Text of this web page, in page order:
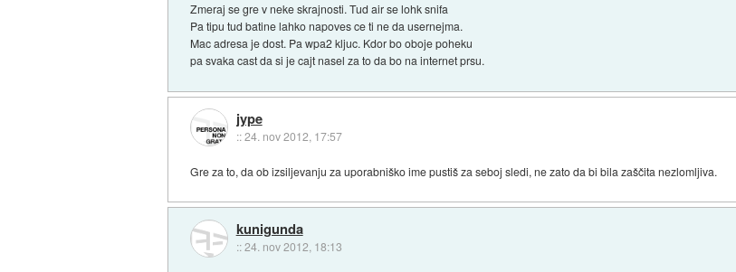
Zmeraj se gre v neke skrajnosti. Tud air se lohk snifa
Pa tipu tud batine lahko napoves ce ti ne da usernejma.
Mac adresa je dost. Pa wpa2 kljuc. Kdor bo oboje poheku
pa svaka cast da si je cajt nasel za to da bo na internet prsu.
jype
::24. nov 2012, 17:57
Gre za to, da ob izsiljevanju za uporabniško ime pustiš za seboj sledi, ne zato da bi bila zaščita nezlomljiva.
kunigunda
::24. nov 2012, 18:13